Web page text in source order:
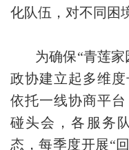
化队伍，对不同困
为确保“青莲
政协建立起多维度
依托一线协商平
碰头会，各服务
态，每季度开展“